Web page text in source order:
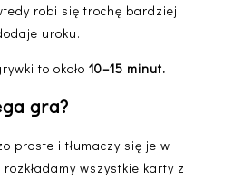
robi się trochę bardziej
uroku.
to około 10–15 minut.
gra?
proste i tłumaczy się je w
wszystkie karty z